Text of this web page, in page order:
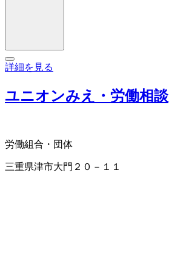
詳細を見る
ユニオンみえ・労働相談
労働組合・団体
三重県津市大門２０－１１